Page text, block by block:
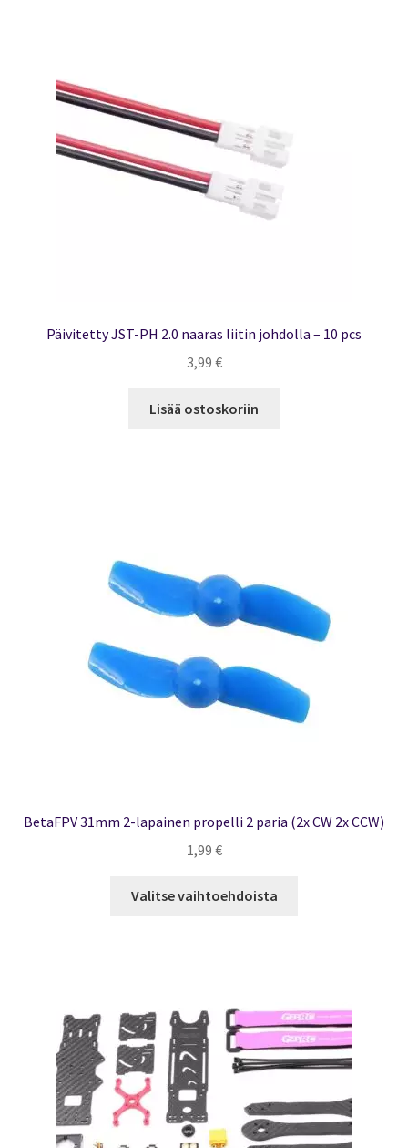
Päivitetty JST-PH 2.0 naaras liitin johdolla – 10 pcs
3,99 €
Lisää ostoskoriin
BetaFPV 31mm 2-lapainen propelli 2 paria (2x CW 2x CCW)
1,99 €
Valitse vaihtoehdoista
tehdä
valinnat
tuotteen